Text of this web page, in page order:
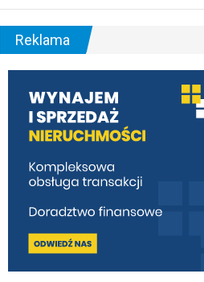
malownicza
[fotorelacja]
Reklama